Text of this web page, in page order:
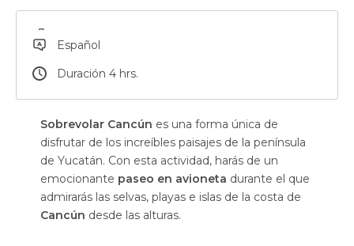
Español
Duración 4 hrs.
Sobrevolar Cancún es una forma única de
disfrutar de los increíbles paisajes de la península
de Yucatán. Con esta actividad, harás de un
emocionante paseo en avioneta durante el que
admirarás las selvas, playas e islas de la costa de
Cancún desde las alturas.